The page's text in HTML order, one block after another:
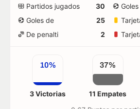
Partidos jugados 30
Goles de
25
De penalti
2
10%
3 Victorias
37%
11 Empates